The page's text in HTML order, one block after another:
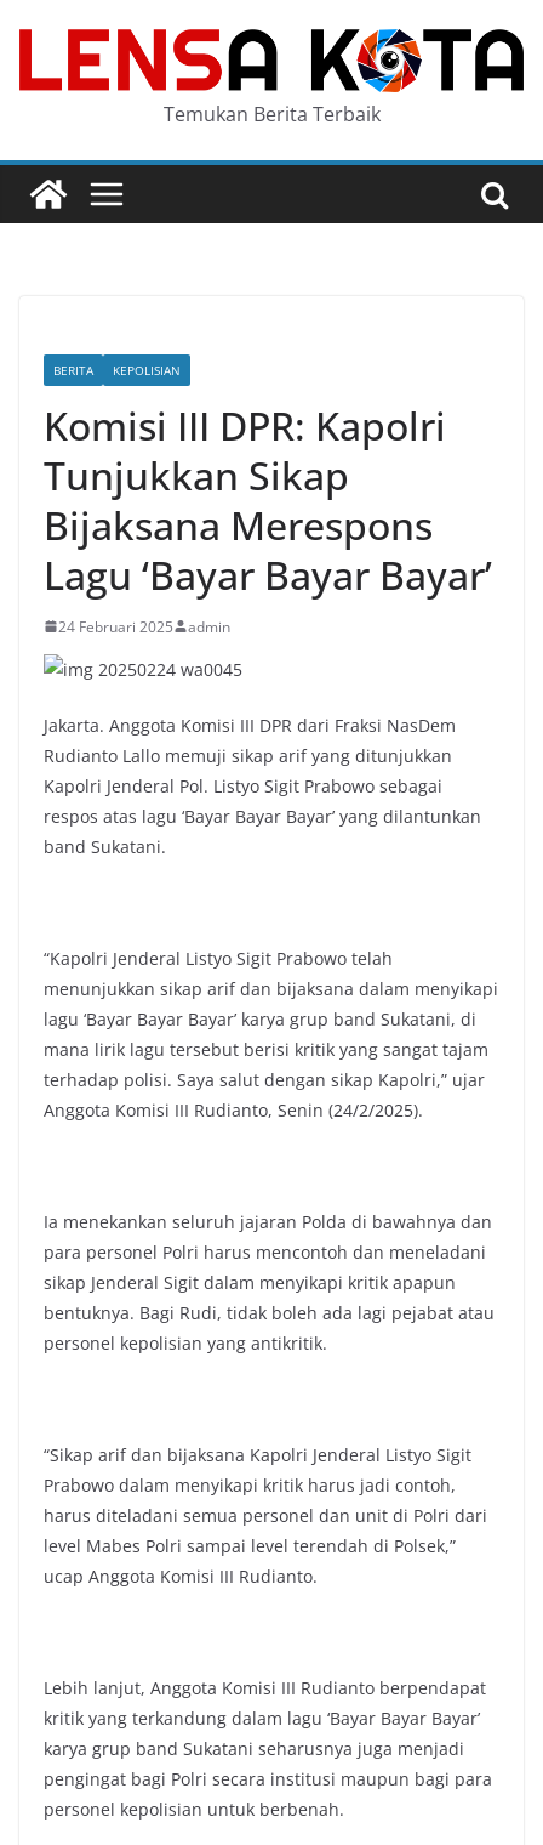
content
Temukan Berita Terbaik
BERITA KEPOLISIAN
Komisi III DPR: Kapolri
Tunjukkan Sikap
Bijaksana Merespons
Lagu ‘Bayar Bayar Bayar’
24 Februari 2025 admin
Jakarta. Anggota Komisi III DPR dari Fraksi NasDem
Rudianto Lallo memuji sikap arif yang ditunjukkan
Kapolri Jenderal Pol. Listyo Sigit Prabowo sebagai
respos atas lagu ‘Bayar Bayar Bayar’ yang dilantunkan
band Sukatani.
“Kapolri Jenderal Listyo Sigit Prabowo telah
menunjukkan sikap arif dan bijaksana dalam menyikapi
lagu ‘Bayar Bayar Bayar’ karya grup band Sukatani, di
mana lirik lagu tersebut berisi kritik yang sangat tajam
terhadap polisi. Saya salut dengan sikap Kapolri,” ujar
Anggota Komisi III Rudianto, Senin (24/2/2025).
Ia menekankan seluruh jajaran Polda di bawahnya dan
para personel Polri harus mencontoh dan meneladani
sikap Jenderal Sigit dalam menyikapi kritik apapun
bentuknya. Bagi Rudi, tidak boleh ada lagi pejabat atau
personel kepolisian yang antikritik.
“Sikap arif dan bijaksana Kapolri Jenderal Listyo Sigit
Prabowo dalam menyikapi kritik harus jadi contoh,
harus diteladani semua personel dan unit di Polri dari
level Mabes Polri sampai level terendah di Polsek,”
ucap Anggota Komisi III Rudianto.
Lebih lanjut, Anggota Komisi III Rudianto berpendapat
kritik yang terkandung dalam lagu ‘Bayar Bayar Bayar’
karya grup band Sukatani seharusnya juga menjadi
pengingat bagi Polri secara institusi maupun bagi para
personel kepolisian untuk berbenah.